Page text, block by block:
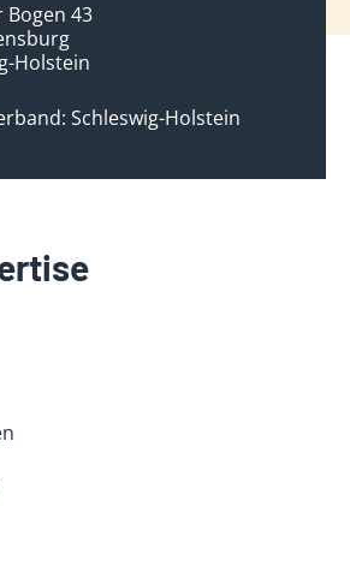
Bogen 43
Holstein
Schleswig-Holstein